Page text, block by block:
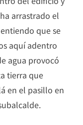
arrastrado el
que se
aquí adentro
agua provocó
tierra que
en el pasillo en